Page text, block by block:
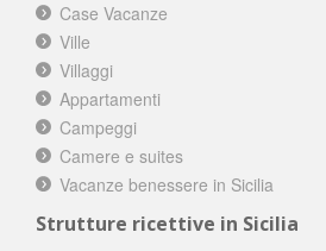
Case Vacanze
Ville
Villaggi
Appartamenti
Campeggi
Camere e suites
Vacanze benessere in Sicilia
Strutture ricettive in Sicilia